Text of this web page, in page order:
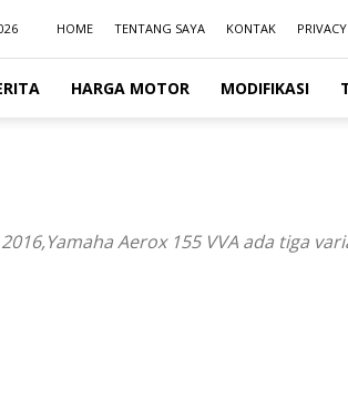
HOME TENTANG SAYA KONTAK
HARGA MOTOR MODIFIKASI
Aerox 155 VVA ada tiga